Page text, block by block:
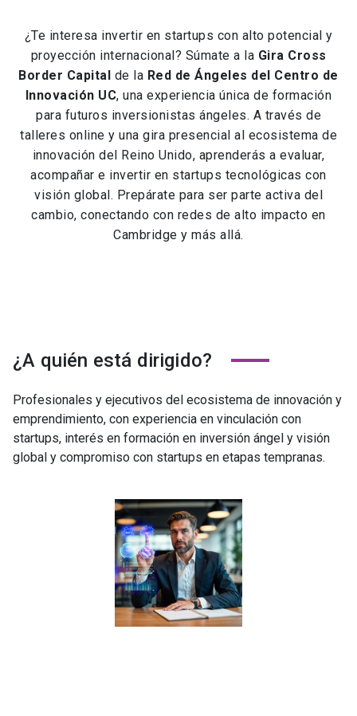
¿Te interesa invertir en startups con alto potencial y
proyección internacional? Súmate a la Gira Cross
Border Capital de la Red de Ángeles del Centro de
Innovación UC, una experiencia única de formación
para futuros inversionistas ángeles. A través de
talleres online y una gira presencial al ecosistema de
innovación del Reino Unido, aprenderás a evaluar,
acompañar e invertir en startups tecnológicas con
visión global. Prepárate para ser parte activa del
cambio, conectando con redes de alto impacto en
Cambridge y más allá.
¿A quién está dirigido?
Profesionales y ejecutivos del ecosistema de innovación y
emprendimiento, con experiencia en vinculación con
startups, interés en formación en inversión ángel y visión
global y compromiso con startups en etapas tempranas.